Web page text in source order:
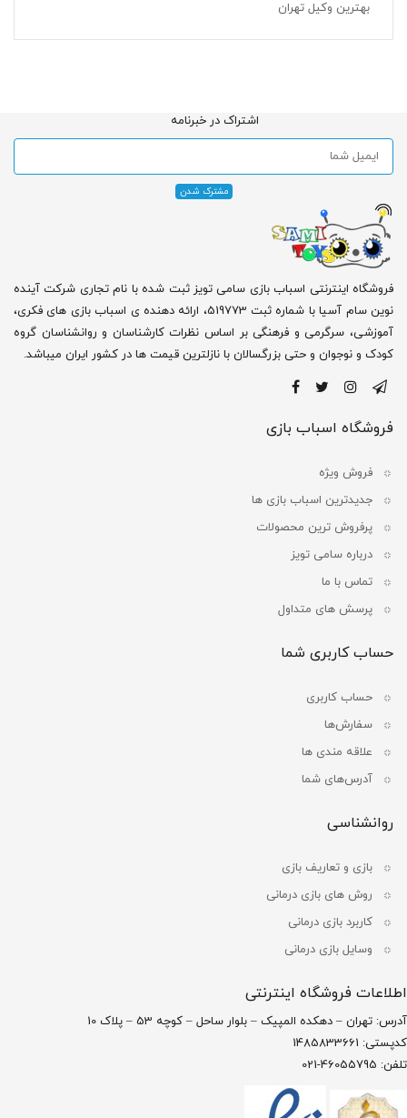
بهترین وکیل تهران
اشتراک در خبرنامه
فروشگاه اینترنتی اسباب بازی سامی تویز ثبت شده با نام تجاری شرکت آینده
نوین سام آسیا با شماره ثبت 519773، ارائه دهنده ی اسباب بازی های فکری،
آموزشی، سرگرمی و فرهنگی بر اساس نظرات کارشناسان و روانشناسان گروه
کودک و نوجوان و حتی بزرگسالان با نازلترین قیمت ها در کشور ایران میباشد.
فروشگاه اسباب بازی
فروش ویژه
جدیدترین اسباب بازی ها
پرفروش ترین محصولات
درباره سامی تویز
تماس با ما
پرسش های متداول
حساب کاربری شما
حساب کاربری
سفارش‌ها
علاقه مندی ها
آدرس‌های شما
روانشناسی
بازی و تعاریف بازی
روش های بازی درمانی
کاربرد بازی درمانی
وسایل بازی درمانی
اطلاعات فروشگاه اینترنتی
آدرس: تهران – دهکده المپیک – بلوار ساحل – کوچه 53 – پلاک 10
کدپستی: 1485833661
تلفن: 46055795-021